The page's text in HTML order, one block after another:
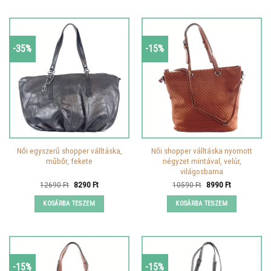
-35%
Női egyszerű shopper válltáska,
műbőr, fekete
12690Ft Original
was:
12690 Ft.
8290FtCurrent
KOSÁRBA TESZEM
-15%
Női shopper válltáska nyomott
négyzet mintával, velúr,
világosbarna
10590Ft Original
was:
10590 Ft.
8990FtCurrent
KOSÁRBA TESZEM
-15% -15%